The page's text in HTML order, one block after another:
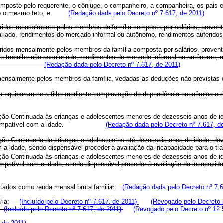
pelo requerente, o cônjuge, o companheiro, a companheira, os
o mesmo teto; e (Redação dada pelo Decreto nº 7.617, de 2011)
mensalmente pelos membros da família composta por salários,
rendimentos do mercado informal ou autônomo, rendimentos
mensalmente pelos membros da família composta por salários,
trabalho não assalariado, rendimentos do mercado informal ou
do art. 19.(Redação dada pelo Decreto nº 7.617, de 2011)
pelos membros da família, vedadas as deduções não
se a filho mediante comprovação de dependência econômica e
Continuada às crianças e adolescentes menores de dezesseis anos de
com a idade.
(Redação dada pelo Decreto nº 7.617,
Continuada de crianças e adolescentes até dezesseis anos de idade,
idade, sendo dispensável proceder à avaliação da incapacidade para o
Continuada às crianças e adolescentes menores de dezesseis anos de
compatível com a idade, sendo dispensável proceder à avaliação
como renda mensal bruta familiar: (Redação dada pelo Decreto nº
(Incluído pelo Decreto nº 7.617, de 2011)
(Revogado pelo Decreto
(Incluído pelo Decreto nº 7.617, de 2011)
(Revogado pelo Decreto nº